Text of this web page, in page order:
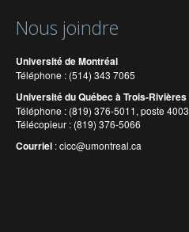
Nous joindre
Université de Montréal
Téléphone : (514) 343 7065
Université du Québec à Trois-Rivières
Téléphone : (819) 376-5011, poste 4003
Télécopieur : (819) 376-5066
Courriel :cicc@umontreal.ca